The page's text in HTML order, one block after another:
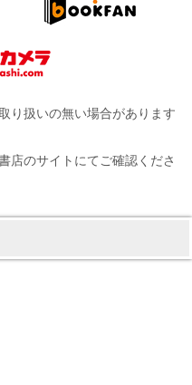
り扱いの無い場合があります
店のサイトにてご確認くださ